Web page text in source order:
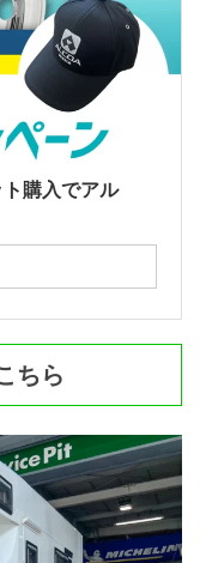
ト購入でアル
ちら